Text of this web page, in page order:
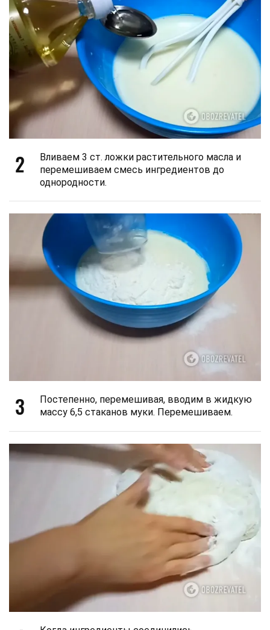
2
Вливаем 3 ст. ложки растительного масла и
перемешиваем смесь ингредиентов до
однородности.
3
Постепенно, перемешивая, вводим в жидкую
массу 6,5 стаканов муки. Перемешиваем.